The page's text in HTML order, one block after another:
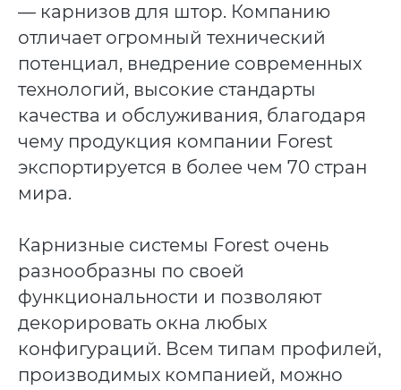
— карнизов для штор. Компанию
отличает огромный технический
потенциал, внедрение современных
технологий, высокие стандарты
качества и обслуживания, благодаря
чему продукция компании Forest
экспортируется в более чем 70 стран
мира.
Карнизные системы Forest очень
разнообразны по своей
функциональности и позволяют
декорировать окна любых
конфигураций. Всем типам профилей,
производимых компанией, можно